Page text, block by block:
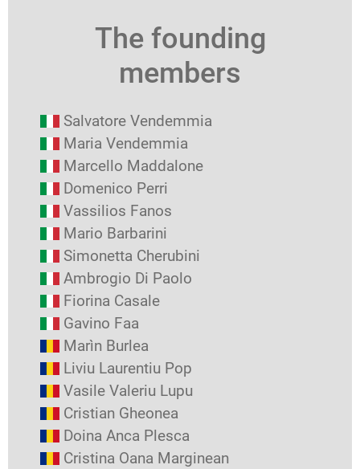
The founding
members
Salvatore Vendemmia
Maria Vendemmia
Marcello Maddalone
Domenico Perri
Vassilios Fanos
Mario Barbarini
Simonetta Cherubini
Ambrogio Di Paolo
Fiorina Casale
Gavino Faa
Marìn Burlea
Liviu Laurentiu Pop
Vasile Valeriu Lupu
Cristian Gheonea
Doina Anca Plesca
Cristina Oana Marginean